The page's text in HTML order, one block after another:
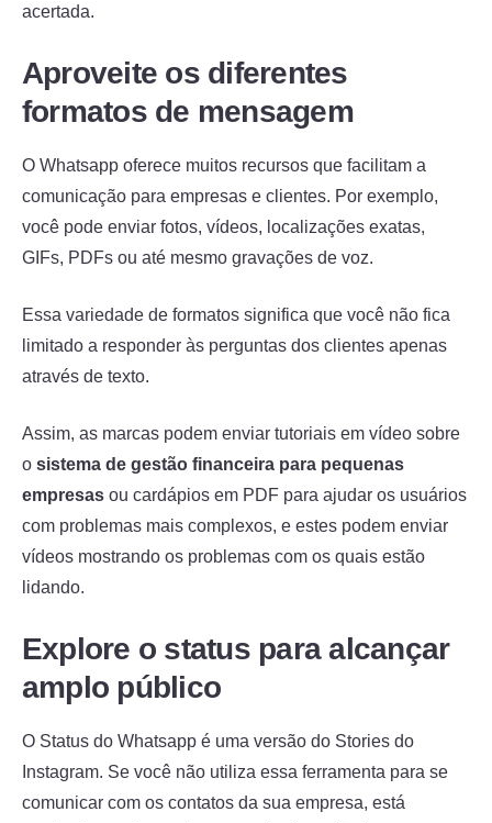
acertada.
Aproveite os diferentes
formatos de mensagem
O Whatsapp oferece muitos recursos que facilitam a
comunicação para empresas e clientes. Por exemplo,
você pode enviar fotos, vídeos, localizações exatas,
GIFs, PDFs ou até mesmo gravações de voz.
Essa variedade de formatos significa que você não fica
limitado a responder às perguntas dos clientes apenas
através de texto.
Assim, as marcas podem enviar tutoriais em vídeo sobre
o sistema de gestão financeira para pequenas
empresas ou cardápios em PDF para ajudar os usuários
com problemas mais complexos, e estes podem enviar
vídeos mostrando os problemas com os quais estão
lidando.
Explore o status para alcançar
amplo público
O Status do Whatsapp é uma versão do Stories do
Instagram. Se você não utiliza essa ferramenta para se
comunicar com os contatos da sua empresa, está